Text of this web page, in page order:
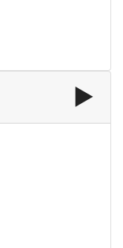
▶️